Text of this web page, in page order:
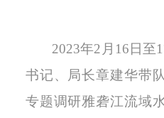
2023年2月16日至
书记、局长章建华带
专题调研雅砻江流域